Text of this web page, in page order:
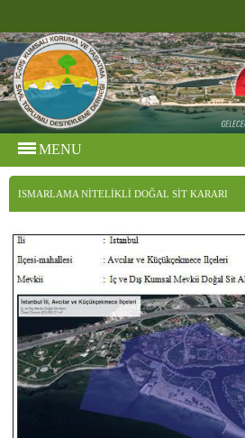
MENU
ISMARLAMA NİTELİKLİ DOĞAL SİT KARARI